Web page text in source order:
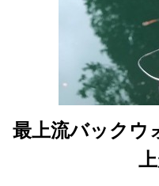
最上流バックウ